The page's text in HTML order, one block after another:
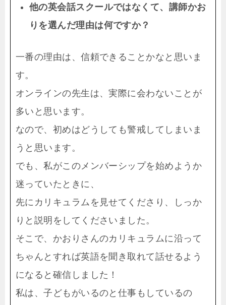
他の英会話スクールではなくて、講師かお
りを選んだ理由は何ですか？
一番の理由は、信頼できることかなと思いま
す。
オンラインの先生は、実際に会わないことが
多いと思います。
なので、初めはどうしても警戒してしまいま
うと思います。
でも、私がこのメンバーシップを始めようか
迷っていたときに、
先にカリキュラムを見せてくださり、しっか
りと説明をしてくださいました。
そこで、かおりさんのカリキュラムに沿って
ちゃんとすれば英語を聞き取れて話せるよう
になると確信しました！
私は、子どもがいるのと仕事もしているの